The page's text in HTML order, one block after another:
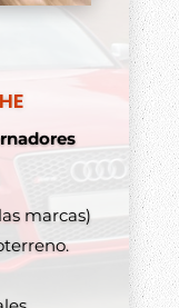
marcas)